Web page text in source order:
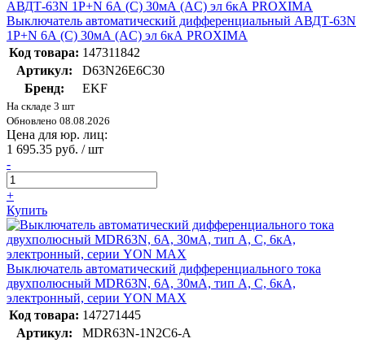
Выключатель автоматический дифференциальный АВДТ-63N
1P+N 6А (C) 30мА (AC) эл 6кА PROXIMA
Код товара: 147311842
Артикул:
D63N26E6C30
Бренд:
EKF
На складе 3 шт
Обновлено 08.08.2026
Цена для юр. лиц:
1 695.35 руб. / шт
-
+
Купить
Выключатель автоматический дифференциального тока
двухполюсный MDR63N, 6A, 30мА, тип A, C, 6кА,
электронный, серии YON MAX
Код товара: 147271445
Артикул:
MDR63N-1N2C6-A